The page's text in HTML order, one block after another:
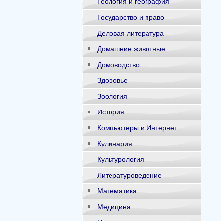
Государство и право
Деловая литература
Домашние животные
Домоводство
Здоровье
Зоология
История
Компьютеры и Интернет
Кулинария
Культурология
Литературоведение
Математика
Медицина